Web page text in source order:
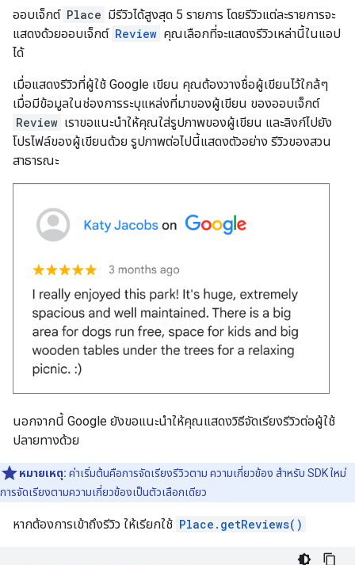
ออบเจ็กต์ Place มีรีวิวได้สูงสุด 5 รายการ โดยรีวิวแต่ละรายการจะ
แสดงด้วยออบเจ็กต์ Review คุณเลือกที่จะแสดงรีวิวเหล่านี้ในแอป
ได้
เมื่อแสดงรีวิวที่ผู้ใช้ Google เขียน คุณต้องวางชื่อผู้เขียนไว้ใกล้ๆ
เมื่อมีข้อมูลในช่องการระบุแหล่งที่มาของผู้เขียน ของออบเจ็กต์
Review เราขอแนะนําให้คุณใส่รูปภาพของผู้เขียน และลิงก์ไปยัง
โปรไฟล์ของผู้เขียนด้วย รูปภาพต่อไปนี้แสดงตัวอย่าง รีวิวของสวน
สาธารณะ
นอกจากนี้ Google ยังขอแนะนำให้คุณแสดงวิธีจัดเรียงรีวิวต่อผู้ใช้
ปลายทางด้วย
หมายเหตุ: ค่าเริ่มต้นคือการจัดเรียงรีวิวตาม ความเกี่ยวข้อง สำหรับ SDK ใหม่
การจัดเรียงตามความเกี่ยวข้องเป็นตัวเลือกเดียว
หากต้องการเข้าถึงรีวิว ให้เรียกใช้ Place.getReviews()